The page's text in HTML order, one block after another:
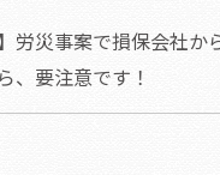
労災事案で損保会社か
、要注意です！